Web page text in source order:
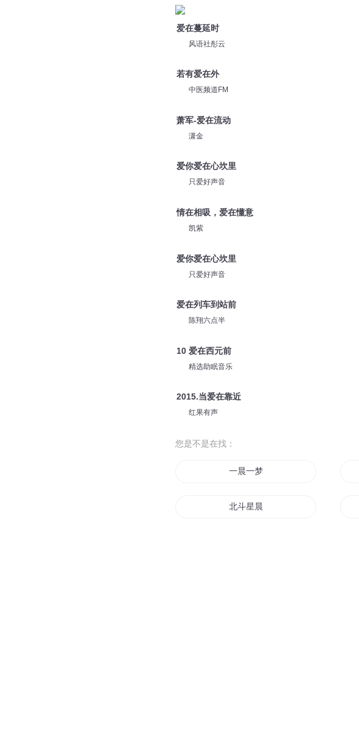
爱在蔓延时
风语社彤云
若有爱在外
中医频道FM
萧军-爱在流动
潇金
爱你爱在心坎里
只爱好声音
情在相吸，爱在懂意
凯紫
爱你爱在心坎里
只爱好声音
爱在列车到站前
陈翔六点半
10 爱在西元前
精选助眠音乐
2015.当爱在靠近
红果有声
您是不是在找：
一晨一梦
北斗星晨